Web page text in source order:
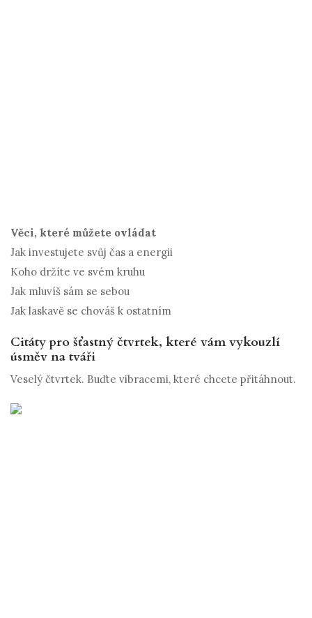
Věci, které můžete ovládat
Jak investujete svůj čas a energii
Koho držíte ve svém kruhu
Jak mluvíš sám se sebou
Jak laskavě se chováš k ostatním
Citáty pro šťastný čtvrtek, které vám vykouzlí
úsměv na tváři
Veselý čtvrtek. Buďte vibracemi, které chcete přitáhnout.